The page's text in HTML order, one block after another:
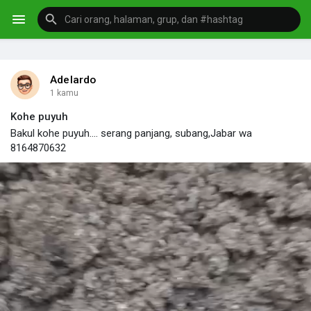
Adelardo
1 kamu
Kohe puyuh
Bakul kohe puyuh.... serang panjang, subang,Jabar wa
8164870632